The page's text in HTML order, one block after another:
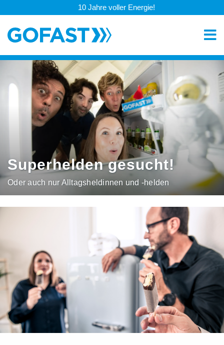
10 Jahre voller Energie!
Superhelden gesucht!
Oder auch nur Alltagsheldinnen und -helden